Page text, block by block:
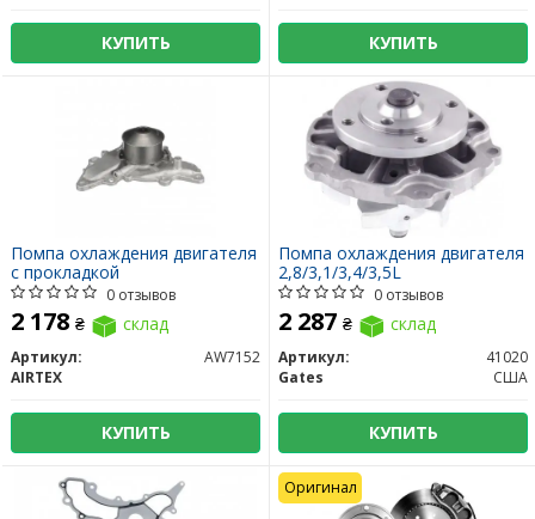
КУПИТЬ КУПИТЬ
Помпа охлаждения двигателя
с прокладкой
0 отзывов
2 178 ₴ склад
Артикул:
AW7152
AIRTEX
КУПИТЬ
Помпа охлаждения двигателя
2,8/3,1/3,4/3,5L
0 отзывов
2 287 ₴ склад
Артикул:
41020
Gates
США
КУПИТЬ
Оригинал